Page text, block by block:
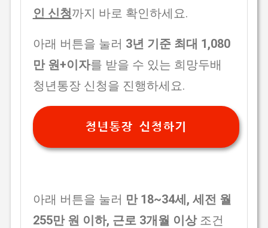
인 신청까지 바로 확인하세요.
아래 버튼을 눌러 3년 기준 최대 1,080
만 원+이자를 받을 수 있는 희망두배
청년통장 신청을 진행하세요.
청년통장 신청하기
아래 버튼을 눌러 만 18~34세, 세전 월
255만 원 이하, 근로 3개월 이상조건